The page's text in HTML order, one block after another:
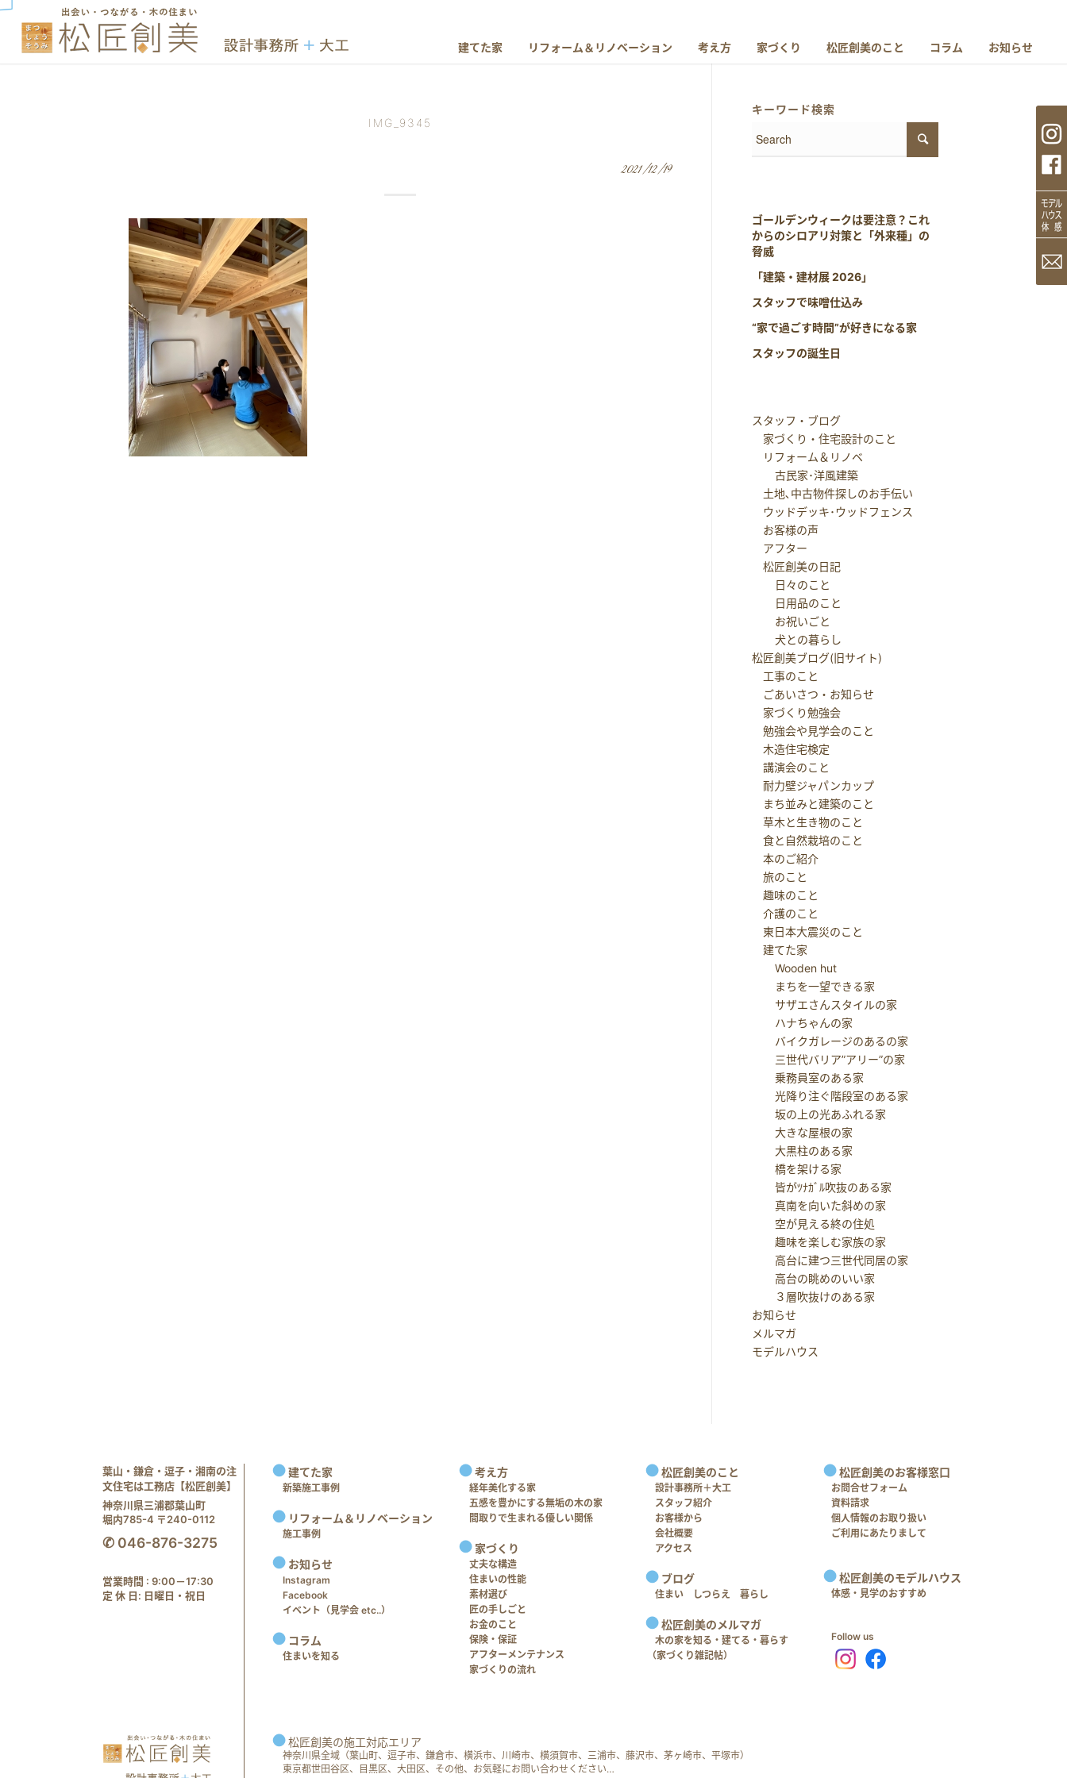
建てた家 リフォーム＆リノベーション 考え方 家づくり 松匠創美のこと コラム お知らせ
IMG_9345
2021/12/19
キーワード検索
ゴールデンウィークは要注意？これ
からのシロアリ対策と「外来種」の
脅威
「建築・建材展 2026」
スタッフで味噌仕込み
“家で過ごす時間”が好きになる家
スタッフの誕生日
スタッフ・ブログ
家づくり・住宅設計のこと
リフォーム＆リノベ
古民家･洋風建築
土地､中古物件探しのお手伝い
ウッドデッキ･ウッドフェンス
お客様の声
アフター
松匠創美の日記
日々のこと
日用品のこと
お祝いごと
犬との暮らし
松匠創美ブログ(旧サイト)
工事のこと
ごあいさつ・お知らせ
家づくり勉強会
勉強会や見学会のこと
木造住宅検定
講演会のこと
耐力壁ジャパンカップ
まち並みと建築のこと
草木と生き物のこと
食と自然栽培のこと
本のご紹介
旅のこと
趣味のこと
介護のこと
東日本大震災のこと
建てた家
Wooden hut
まちを一望できる家
サザエさんスタイルの家
ハナちゃんの家
バイクガレージのあるの家
三世代バリア”アリー”の家
乗務員室のある家
光降り注ぐ階段室のある家
坂の上の光あふれる家
大きな屋根の家
大黒柱のある家
橋を架ける家
皆がﾂﾅｶﾞﾙ吹抜のある家
真南を向いた斜めの家
空が見える終の住処
趣味を楽しむ家族の家
高台に建つ三世代同居の家
高台の眺めのいい家
３層吹抜けのある家
お知らせ
メルマガ
モデルハウス
葉山・鎌倉・逗子・湘南の注
文住宅は工務店【松匠創美】
神奈川県三浦郡葉山町
堀内785-4 〒240-0112
✆ 046-876-3275
営業時間 : 9:00－17:30
定 休 日: 日曜日・祝日
建てた家
新築施工事例
リフォーム＆リノベーション
施工事例
お知らせ
Instagram
Facebook
イベント（見学会 etc..）
コラム
住まいを知る
考え方
経年美化する家
五感を豊かにする無垢の木の家
間取りで生まれる優しい関係
家づくり
丈夫な構造
住まいの性能
素材選び
匠の手しごと
お金のこと
保険・保証
アフターメンテナンス
家づくりの流れ
松匠創美のこと
設計事務所＋大工
スタッフ紹介
お客様から
会社概要
アクセス
ブログ
住まい しつらえ 暮らし
松匠創美のメルマガ
木の家を知る・建てる・暮らす
（家づくり雑記帖）
松匠創美のお客様窓口
お問合せフォーム
資料請求
個人情報のお取り扱い
ご利用にあたりまして
松匠創美のモデルハウス
体感・見学のおすすめ
Follow us
松匠創美の施工対応エリア
神奈川県全域（葉山町、逗子市、鎌倉市、横浜市、川崎市、横須賀市、三浦市、藤沢市、茅ヶ崎市、平塚市）
東京都世田谷区、目黒区、大田区、その他、お気軽にお問い合わせください…